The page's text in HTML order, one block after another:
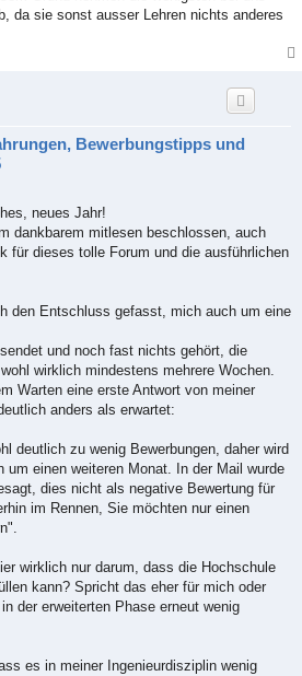
da sie sonst ausser Lehren nichts anderes
Bewerbungstipps und
neues Jahr!
dankbarem mitlesen beschlossen, auch
für dieses tolle Forum und die ausführlichen
den Entschluss gefasst, mich auch um eine
und noch fast nichts gehört, die
wirklich mindestens mehrere Wochen.
Warten eine erste Antwort von meiner
anders als erwartet:
deutlich zu wenig Bewerbungen, daher wird
um einen weiteren Monat. In der Mail wurde
dies nicht als negative Bewertung für
im Rennen, Sie möchten nur einen
wirklich nur darum, dass die Hochschule
kann? Spricht das eher für mich oder
der erweiterten Phase erneut wenig
es in meiner Ingenieurdisziplin wenig